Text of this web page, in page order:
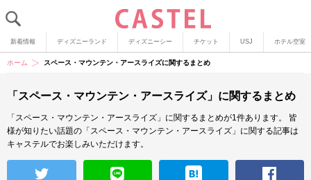
新着情報 ディズニーランド ディズニーシー チケット USJ ホテル空室
ホーム スペース・マウンテン・アースライズに関するまとめ
「スペース・マウンテン・アースライズ」に関するまとめ
「スペース・マウンテン・アースライズ」に関するまとめが1件あります。
皆
様が知りたい話題の「スペース・マウンテン・アースライズ」に関する記事は
キャステルでお楽しみいただけます。